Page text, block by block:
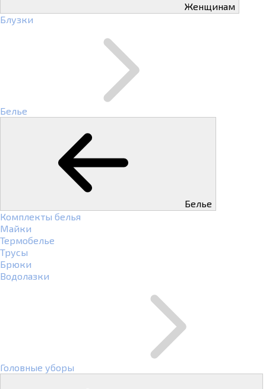
Женщинам
Блузки
Белье
Белье
Комплекты белья
Майки
Термобелье
Трусы
Брюки
Водолазки
Головные уборы